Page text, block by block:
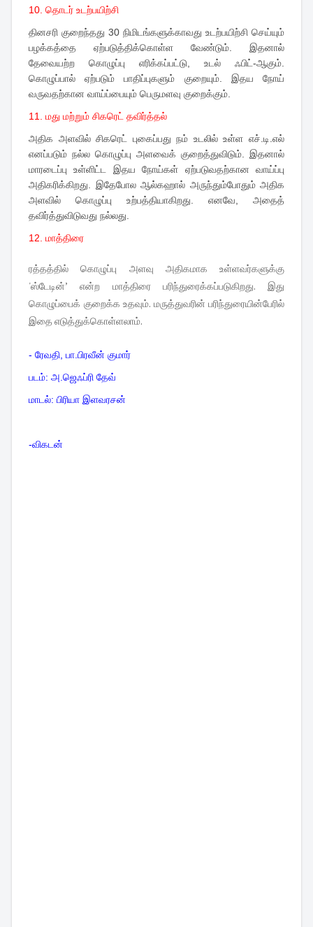
10. தொடர் உடற்பயிற்சி
தினசரி குறைந்தது 30 நிமிடங்களுக்காவது உடற்பயிற்சி செய்யும்
பழக்கத்தை ஏற்படுத்திக்கொள்ள வேண்டும். இதனால்
தேவையற்ற கொழுப்பு எரிக்கப்பட்டு, உடல் ஃபிட்-ஆகும்.
கொழுப்பால் ஏற்படும் பாதிப்புகளும் குறையும். இதய நோய்
வருவதற்கான வாய்ப்பையும் பெருமளவு குறைக்கும்.
11. மது மற்றும் சிகரெட் தவிர்த்தல்
அதிக அளவில் சிகரெட் புகைப்பது நம் உடலில் உள்ள எச்.டி.எல்
எனப்படும் நல்ல கொழுப்பு அளவைக் குறைத்துவிடும். இதனால்
மாரடைப்பு உள்ளிட்ட இதய நோய்கள் ஏற்படுவதற்கான வாய்ப்பு
அதிகரிக்கிறது. இதேபோல ஆல்கஹால் அருந்தும்போதும் அதிக
அளவில் கொழுப்பு உற்பத்தியாகிறது. எனவே, அதைத்
தவிர்த்துவிடுவது நல்லது.
12. மாத்திரை
ரத்தத்தில் கொழுப்பு அளவு அதிகமாக உள்ளவர்களுக்கு
'ஸ்டேடின்’ என்ற மாத்திரை பரிந்துரைக்கப்படுகிறது. இது
கொழுப்பைக் குறைக்க உதவும். மருத்துவரின் பரிந்துரையின்பேரில்
இதை எடுத்துக்கொள்ளலாம்.
- ரேவதி, பா.பிரவீன் குமார்
படம்: அ.ஜெஃப்ரி தேவ்
மாடல்: பிரியா இளவரசன்
-விகட ன்